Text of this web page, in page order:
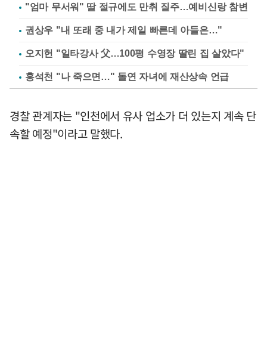
"엄마 무서워" 딸 절규에도 만취 질주…예비신랑 참변
권상우 "내 또래 중 내가 제일 빠른데 아들은…"
오지헌 "일타강사 父…100평 수영장 딸린 집 살았다"
홍석천 "나 죽으면…" 돌연 자녀에 재산상속 언급
경찰 관계자는 "인천에서 유사 업소가 더 있는지 계속 단
속할 예정"이라고 말했다.